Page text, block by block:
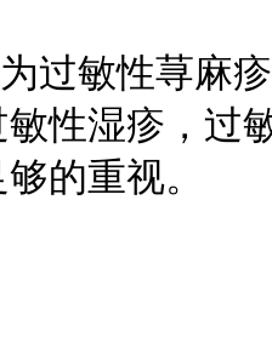
过敏性荨麻
性湿疹，过
的重视。